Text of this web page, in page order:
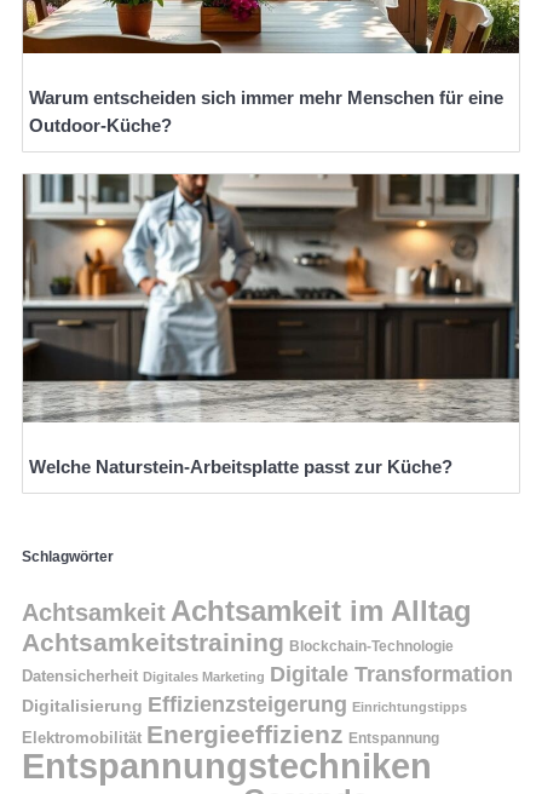
Warum entscheiden sich immer mehr Menschen für eine
Outdoor-Küche?
Welche Naturstein-Arbeitsplatte passt zur Küche?
Schlagwörter
Achtsamkeit Achtsamkeit im Alltag
Achtsamkeitstraining Blockchain-Technologie
Datensicherheit Digitales Marketing Digitale Transformation
Digitalisierung Effizienzsteigerung Einrichtungstipps
Elektromobilität Energieeffizienz Entspannung
Entspannungstechniken